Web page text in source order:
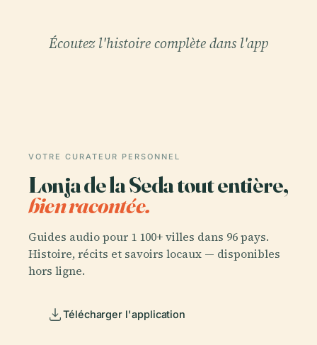
Écoutez l'histoire complète dans l'app
VOTRE CURATEUR PERSONNEL
Lonja de la Seda tout entière,
bien racontée.
Guides audio pour 1 100+ villes dans 96 pays.
Histoire, récits et savoirs locaux — disponibles
hors ligne.
Télécharger l'application